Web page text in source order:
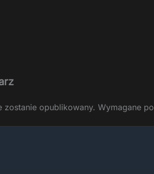
zostanie opublikowany. Wymagane